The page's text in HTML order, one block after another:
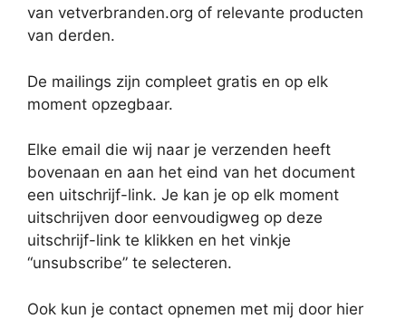
van vetverbranden.org of relevante producten
van derden.
De mailings zijn compleet gratis en op elk
moment opzegbaar.
Elke email die wij naar je verzenden heeft
bovenaan en aan het eind van het document
een uitschrijf-link. Je kan je op elk moment
uitschrijven door eenvoudigweg op deze
uitschrijf-link te klikken en het vinkje
“unsubscribe” te selecteren.
Ook kun je contact opnemen met mij door hier